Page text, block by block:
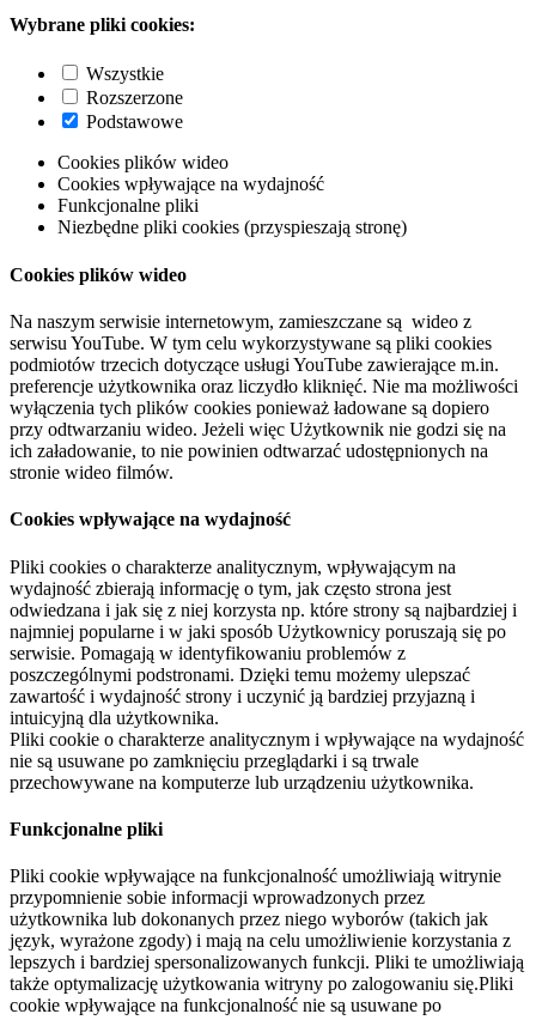
Wybrane pliki cookies:
Wszystkie
Rozszerzone
Podstawowe
Cookies plików wideo
Cookies wpływające na wydajność
Funkcjonalne pliki
Niezbędne pliki cookies (przyspieszają stronę)
Cookies plików wideo
Na naszym serwisie internetowym, zamieszczane są wideo z
serwisu YouTube. W tym celu wykorzystywane są pliki cookies
podmiotów trzecich dotyczące usługi YouTube zawierające m.in.
preferencje użytkownika oraz liczydło kliknięć. Nie ma możliwości
wyłączenia tych plików cookies ponieważ ładowane są dopiero
przy odtwarzaniu wideo. Jeżeli więc Użytkownik nie godzi się na
ich załadowanie, to nie powinien odtwarzać udostępnionych na
stronie wideo filmów.
Cookies wpływające na wydajność
Pliki cookies o charakterze analitycznym, wpływającym na
wydajność zbierają informację o tym, jak często strona jest
odwiedzana i jak się z niej korzysta np. które strony są najbardziej i
najmniej popularne i w jaki sposób Użytkownicy poruszają się po
serwisie. Pomagają w identyfikowaniu problemów z
poszczególnymi podstronami. Dzięki temu możemy ulepszać
zawartość i wydajność strony i uczynić ją bardziej przyjazną i
intuicyjną dla użytkownika.
Pliki cookie o charakterze analitycznym i wpływające na wydajność
nie są usuwane po zamknięciu przeglądarki i są trwale
przechowywane na komputerze lub urządzeniu użytkownika.
Funkcjonalne pliki
Pliki cookie wpływające na funkcjonalność umożliwiają witrynie
przypomnienie sobie informacji wprowadzonych przez
użytkownika lub dokonanych przez niego wyborów (takich jak
język, wyrażone zgody) i mają na celu umożliwienie korzystania z
lepszych i bardziej spersonalizowanych funkcji. Pliki te umożliwiają
także optymalizację użytkowania witryny po zalogowaniu się.Pliki
cookie wpływające na funkcjonalność nie są usuwane po